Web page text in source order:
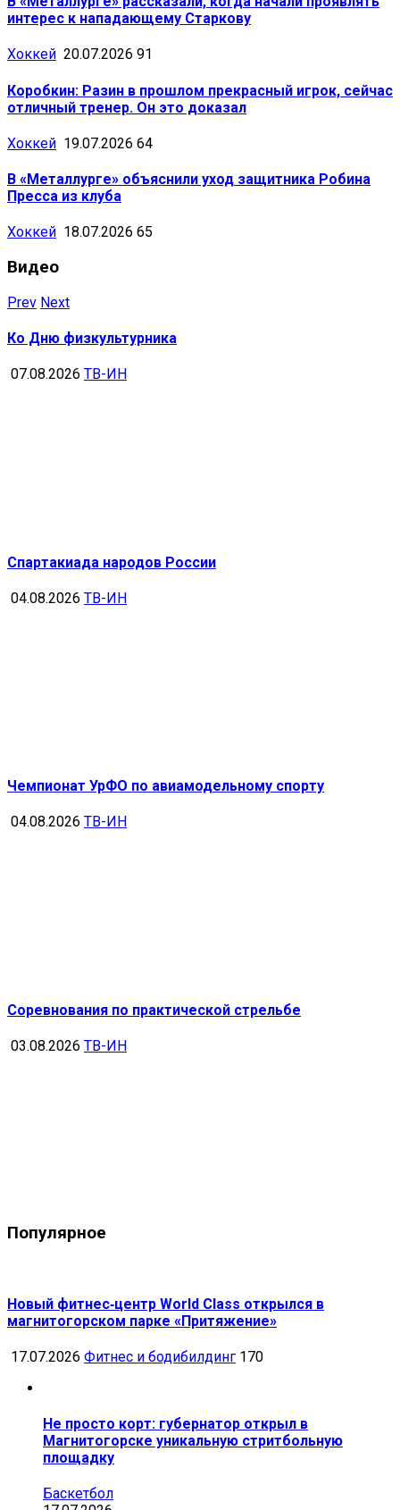
интерес к нападающему Старкову
Хоккей 20.07.2026 91
Коробкин: Разин в прошлом прекрасный игрок, сейчас
отличный тренер. Он это доказал
Хоккей 19.07.2026 64
В «Металлурге» объяснили уход защитника Робина
Пресса из клуба
Хоккей 18.07.2026 65
Видео
Prev Next
Ко Дню физкультурника
07.08.2026 ТВ-ИН
Спартакиада народов России
04.08.2026 ТВ-ИН
Чемпионат УрФО по авиамодельному спорту
04.08.2026 ТВ-ИН
Соревнования по практической стрельбе
03.08.2026 ТВ-ИН
Популярное
Новый фитнес‑центр World Class открылся в
магнитогорском парке «Притяжение»
17.07.2026 Фитнес и бодибилдинг 170
Не просто корт: губернатор открыл в
Магнитогорске уникальную стритбольную
площадку
Баскетбол